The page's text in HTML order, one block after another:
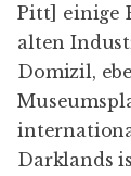
Pitt] einige
alten
Domizil,
Darklands